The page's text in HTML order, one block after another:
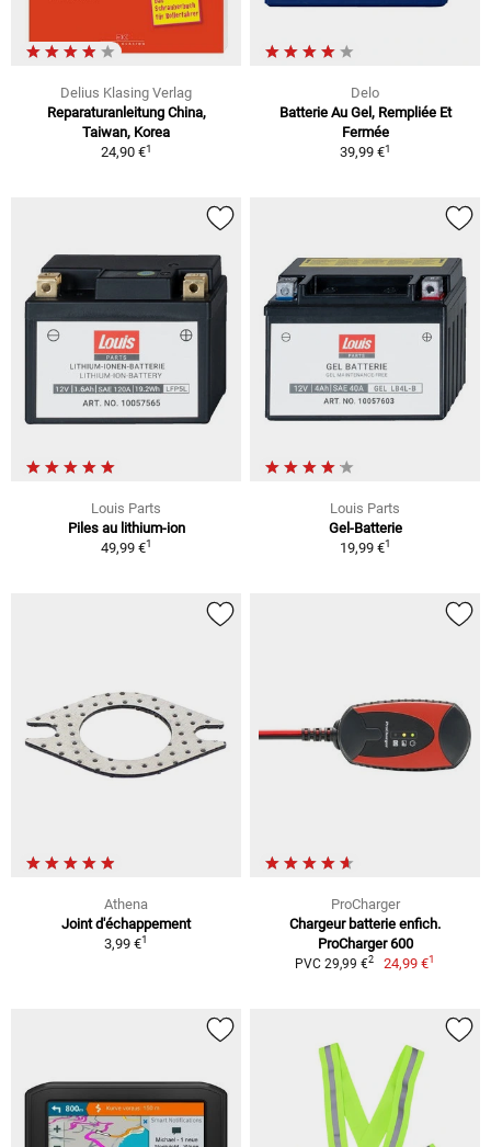
Delius Klasing Verlag
Reparaturanleitung China,
Taiwan, Korea
24,90 €1
Delo
Batterie Au Gel, Rempliée Et
Fermée
39,99 €1
Louis Parts
Piles au lithium-ion
49,99 €1
Louis Parts
Gel-Batterie
19,99 €1
Athena
Joint d'échappement
3,99 €1
ProCharger
Chargeur batterie enfich.
ProCharger 600
PVC 29,99 €2 24,99 €1